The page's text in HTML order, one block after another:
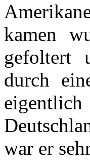
kamen
gefoltert
durch
war er